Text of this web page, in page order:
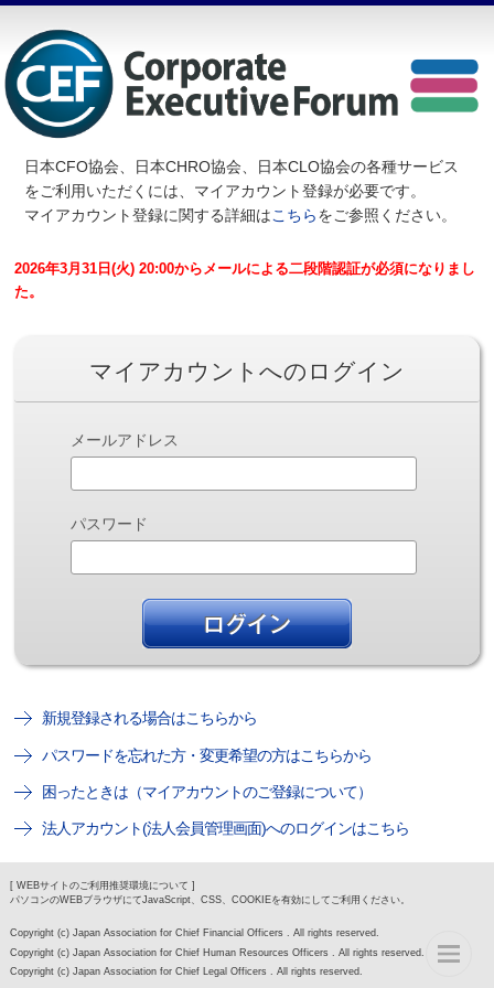
日本CFO協会、日本CHRO協会、日本CLO協会の各種サービス
をご利用いただくには、マイアカウント登録が必要です。
マイアカウント登録に関する詳細はこちらをご参照ください。
2026年3月31日(火) 20:00からメールによる二段階認証が必須になりまし
た。
マイアカウントへのログイン
メールアドレス
パスワード
新規登録される場合はこちらから
パスワードを忘れた方・変更希望の方はこちらから
困ったときは（マイアカウントのご登録について）
法人アカウント(法人会員管理画面)へのログインはこちら
[ WEBサイトのご利用推奨環境について ]
パソコンのWEBブラウザにてJavaScript、CSS、COOKIEを有効にしてご利用ください。
Copyright (c) Japan Association for Chief Financial Officers . All rights reserved.
Copyright (c) Japan Association for Chief Human Resources Officers . All rights reserved.
Copyright (c) Japan Association for Chief Legal Officers . All rights reserved.